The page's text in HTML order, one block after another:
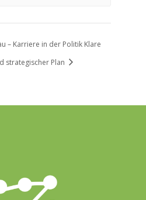
– Karriere in der Politik Klare
strategischer Plan